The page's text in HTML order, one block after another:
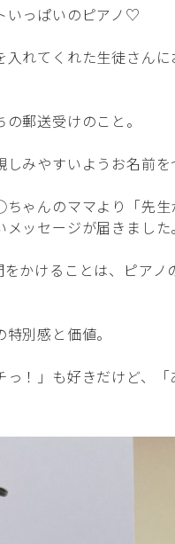
いっぱいのピアノ♡
入れてくれた生徒さん
郵送受けのこと。
しみやすいようお名前
ゃんのママより「先生
ッセージが届きました。
かけることは、ピアノ
別感と価値。
！」も好きだけど、「